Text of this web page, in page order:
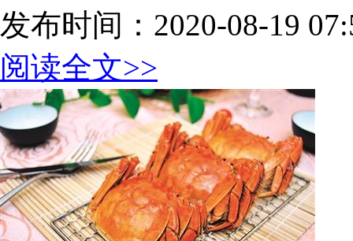
发布时间：2020-08-19
阅读全文>>